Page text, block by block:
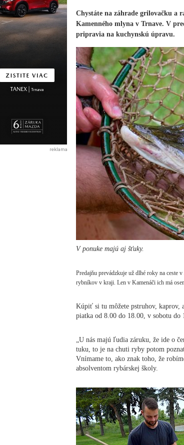
Chystáte na záhrade grilovačku a
Kamenného mlyna v Trnave. V
pripravia na kuchynskú úpravu.
V ponuke majú aj šťuky.
Predajňu prevádzkuje už dlhé roky na ceste
rybníkov v kraji. Len v Kamenáči ich má
Kúpiť si tu môžete pstruhov, kaprov,
piatka od 8.00 do 18.00, v sobotu do
„U nás majú ľudia záruku, že ide o
tuku, to je na chuti ryby potom
Vnímame to, ako znak toho, že
absolventom rybárskej školy.
reklama